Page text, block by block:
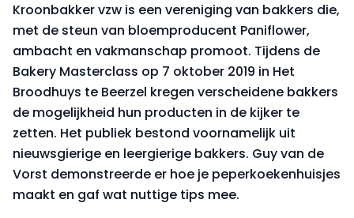
Kroonbakker vzw is een vereniging van bakkers die,
met de steun van bloemproducent Paniflower,
ambacht en vakmanschap promoot. Tijdens de
Bakery Masterclass op 7 oktober 2019 in Het
Broodhuys te Beerzel kregen verscheidene bakkers
de mogelijkheid hun producten in de kijker te
zetten. Het publiek bestond voornamelijk uit
nieuwsgierige en leergierige bakkers. Guy van de
Vorst demonstreerde er hoe je peperkoekenhuisjes
maakt en gaf wat nuttige tips mee.